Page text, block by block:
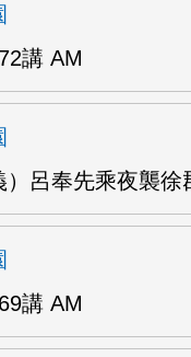
講 AM
）呂奉先乘夜襲徐
講 AM